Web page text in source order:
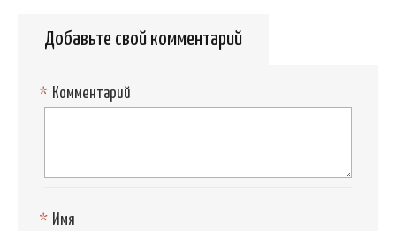
Добавьте свой комментарий
Комментарий
*
Имя
*